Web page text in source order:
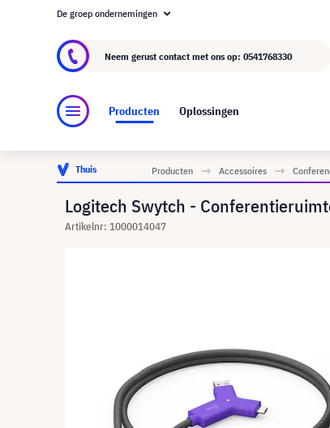
Over visunext.nl
De groep ondernemingen
Neem gerust contact met ons op: 0541768330
Producten Oplossingen
Thuis Producten Accessoires
Logitech Swytch -
Artikelnr: 1000014047